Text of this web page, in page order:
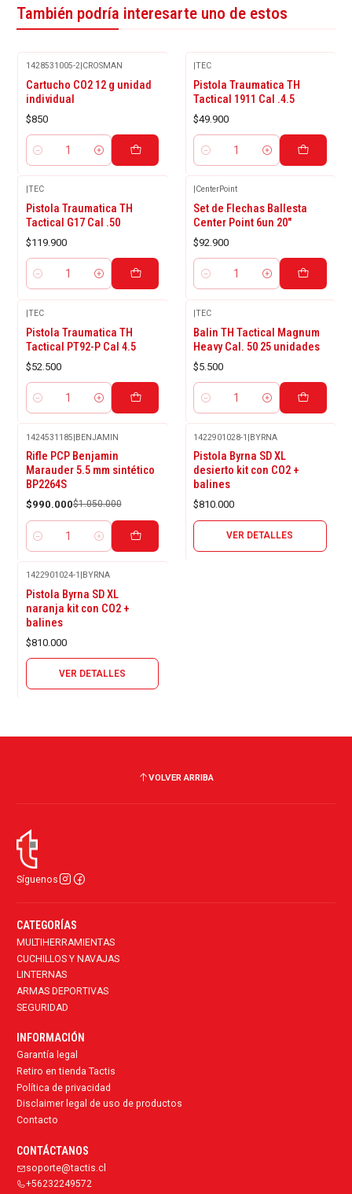
También podría interesarte uno de estos
1428531005-2|CROSMAN
Cartucho CO2 12 g unidad
individual
$850
Cantidad
|TEC
Pistola Traumatica TH
Tactical 1911 Cal .4.5
$49.900
Cantidad
TEC
Pistola Traumatica TH
Tactical G17 Cal .50
$119.900
Cantidad
CenterPoint
Set de Flechas Ballesta
Center Point 6un 20"
$92.900
Cantidad
|TEC
Pistola Traumatica TH
Tactical PT92-P Cal 4.5
$52.500
Cantidad
|TEC
Balin TH Tactical Magnum
Heavy Cal. 50 25 unidades
$5.500
Cantidad
-6%
OFF
1424531185|BENJAMIN
Rifle PCP Benjamin
Marauder 5.5 mm sintético
BP2264S
$990.000$1.050.000
Cantidad
1422901028-1 |BYRNA
Pistola Byrna SD XL
desierto kit con CO2 +
balines
$810.000
VER DETALLES
1422901024-1 BYRNA
Pistola Byrna SD XL
naranja kit con CO2 +
balines
$810.000
VER DETALLES
VOLVER ARRIBA
Síguenos
CATEGORÍAS
MULTIHERRAMIENTAS
CUCHILLOS Y NAVAJAS
LINTERNAS
ARMAS DEPORTIVAS
SEGURIDAD
INFORMACIÓN
Garantía legal
Retiro en tienda Tactis
Política de privacidad
Disclaimer legal de uso de productos
Contacto
CONTÁCTANOS
soporte@tactis.cl
+56232249572